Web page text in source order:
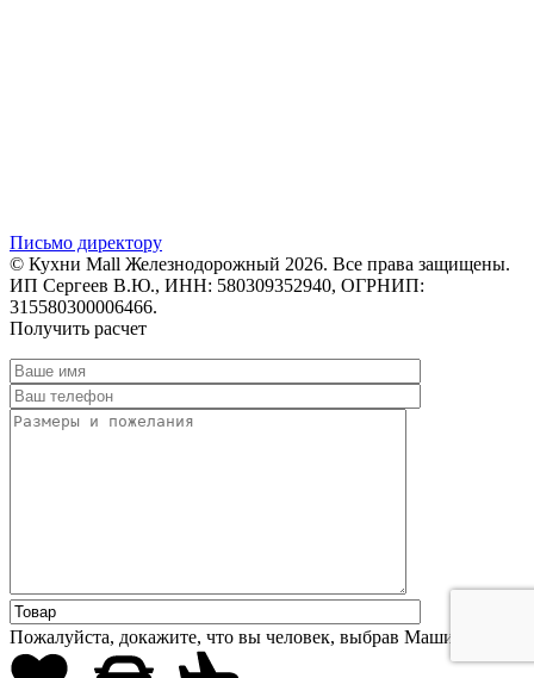
Письмо директору
© Кухни Mall Железнодорожный 2026. Все права защищены.
ИП Сергеев В.Ю., ИНН: 580309352940, ОГРНИП:
315580300006466.
Получить расчет
Пожалуйста, докажите, что вы человек, выбрав Машину